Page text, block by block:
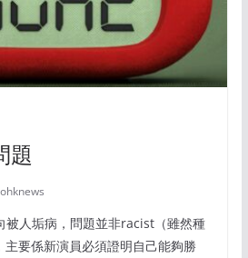
題
被人垢病，問題並非racist（雖然種
要係新演員必須證明自己能夠勝